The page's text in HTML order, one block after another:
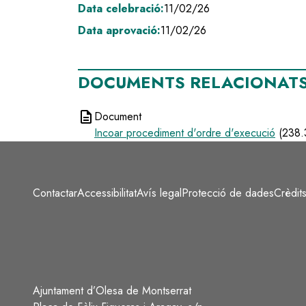
Data celebració:11/02/26
Data aprovació:11/02/26
DOCUMENTS
description Document
Incoar procediment d'ordre d'execució
Peu
ContactarAccessibilitatAvís legalProtecció de dadesCrèdits
Ajuntament d’Olesa de Montserrat